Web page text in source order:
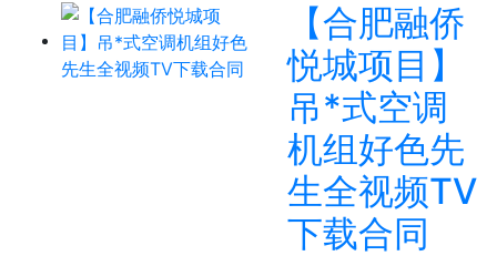
【合肥融侨
悦城项目】
吊*式空调
机组好色先
生全视频TV
下载合同